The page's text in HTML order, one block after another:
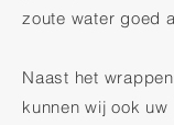
zoute water goed
Naast het
kunnen wij ook